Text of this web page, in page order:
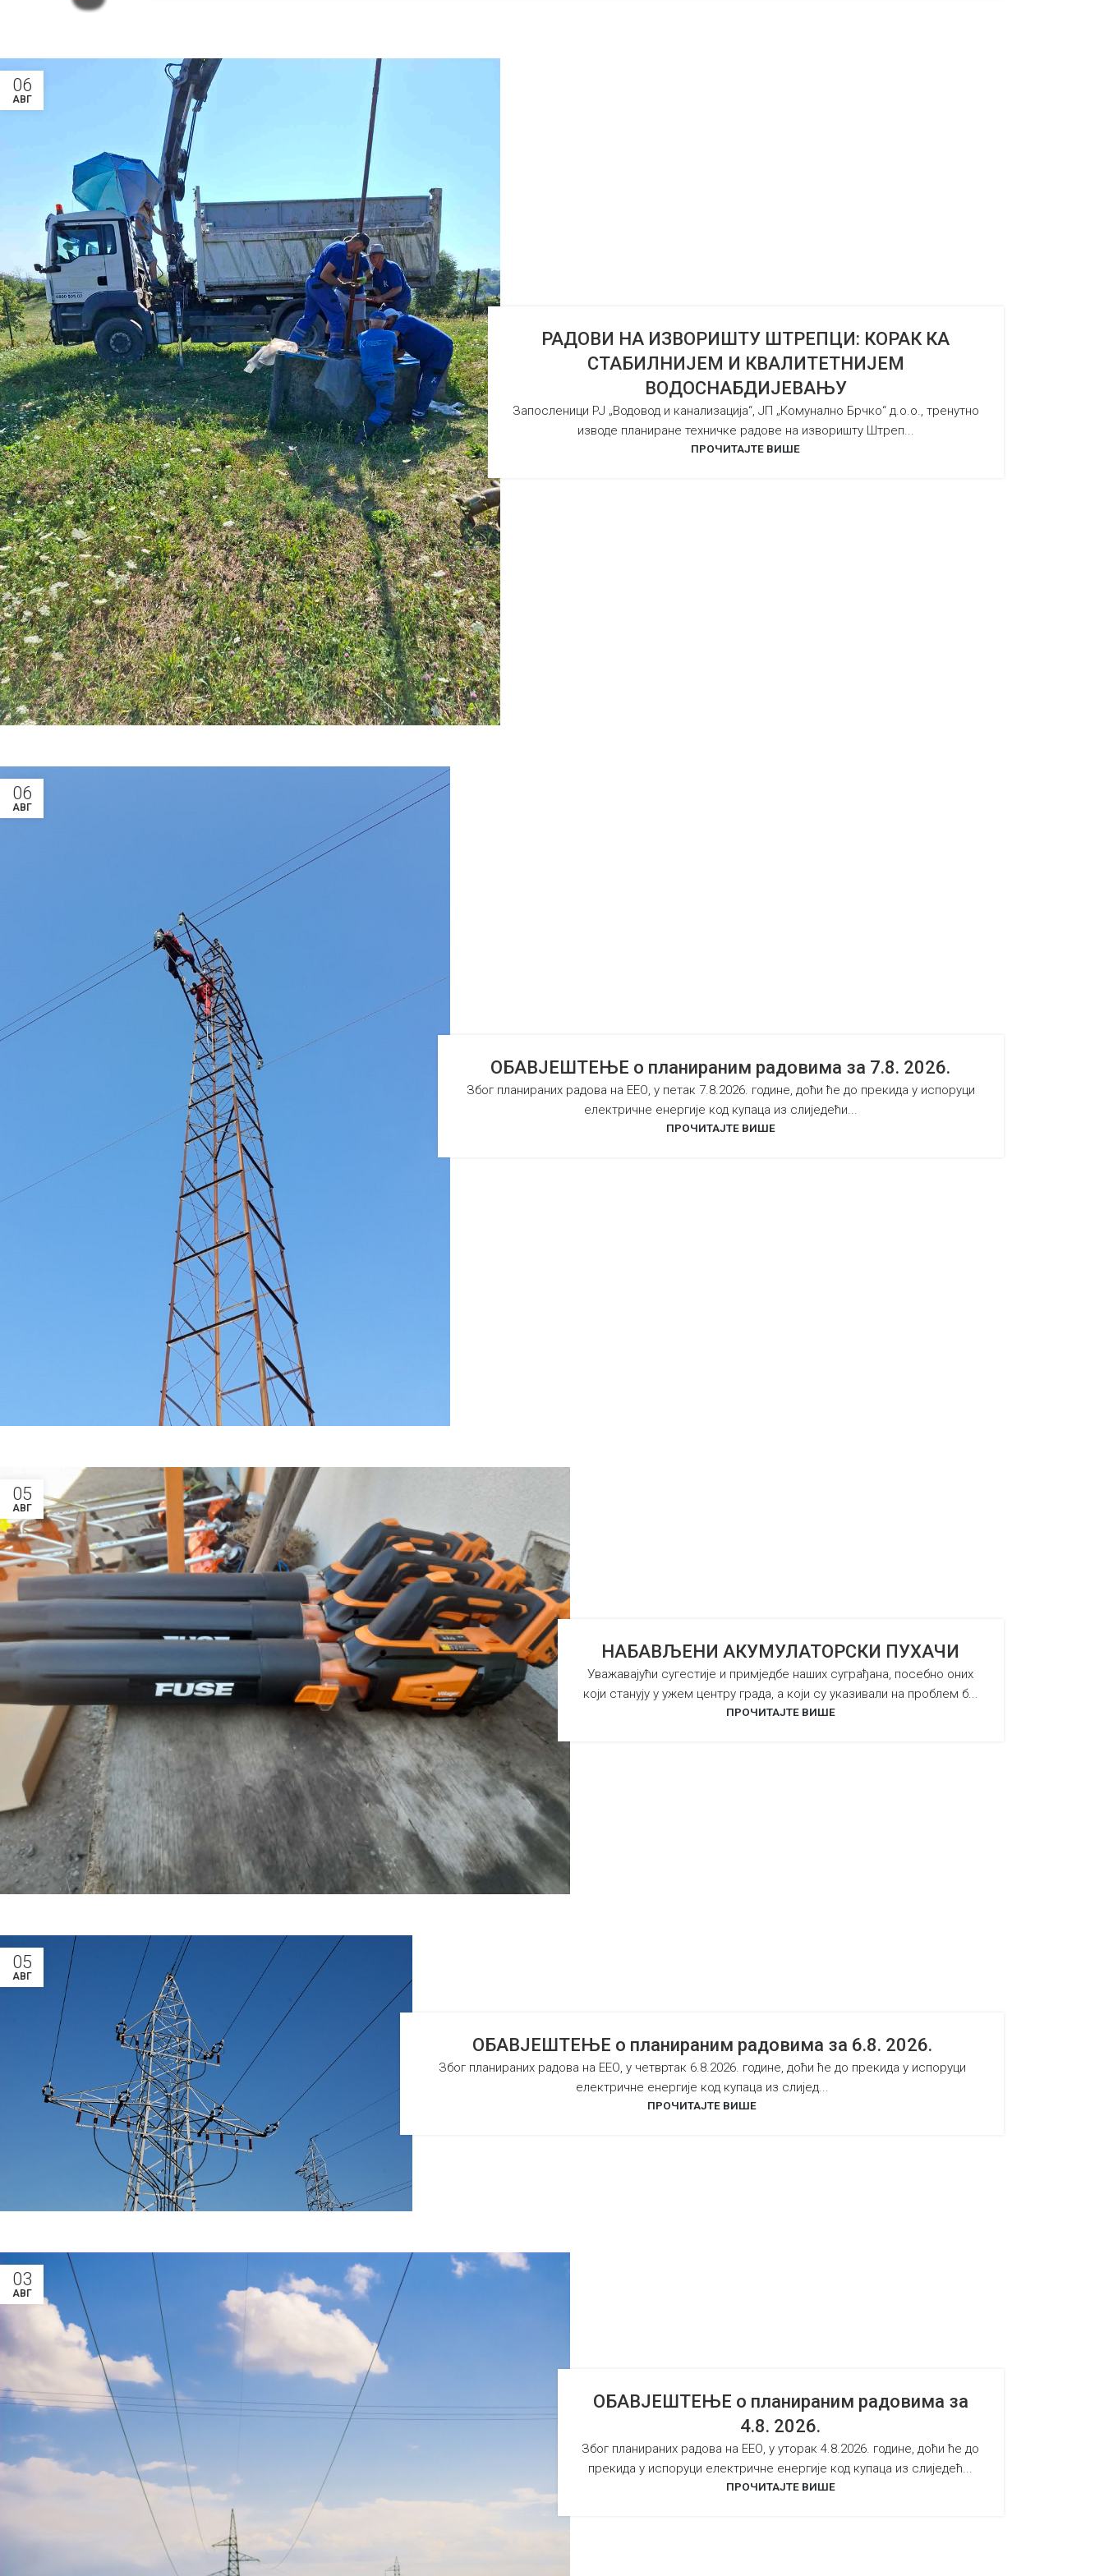
06
АВГ
РАДОВИ НА ИЗВОРИШТУ ШТРЕПЦИ: КОРАК КА
СТАБИЛНИЈЕМ И КВАЛИТЕТНИЈЕМ
ВОДОСНАБДИЈЕВАЊУ
Запосленици РЈ „Водовод и канализација“, ЈП „Комунално Брчко“ д.о.о., тренутно
изводе планиране техничке радове на изворишту Штреп...
ПРОЧИТАЈТЕ ВИШЕ
06
АВГ
ОБАВЈЕШТЕЊЕ о планираним радовима за 7.8. 2026.
Због планираних радова на ЕЕО, у петак 7.8.2026. године, доћи ће до прекида у испоруци
електричне енергије код купаца из слиједећи...
ПРОЧИТАЈТЕ ВИШЕ
05
АВГ
НАБАВЉЕНИ АКУМУЛАТОРСКИ ПУХАЧИ
Уважавајући сугестије и примједбе наших суграђана, посебно оних
који станују у ужем центру града, а који су указивали на проблем б...
ПРОЧИТАЈТЕ ВИШЕ
05
АВГ
ОБАВЈЕШТЕЊЕ о планираним радовима за 6.8. 2026.
Због планираних радова на ЕЕО, у четвртак 6.8.2026. године, доћи ће до прекида у испоруци
електричне енергије код купаца из слијед...
ПРОЧИТАЈТЕ ВИШЕ
03
АВГ
ОБАВЈЕШТЕЊЕ о планираним радовима за
4.8. 2026.
Због планираних радова на ЕЕО, у уторак 4.8.2026. године, доћи ће до
прекида у испоруци електричне енергије код купаца из слиједећ...
ПРОЧИТАЈТЕ ВИШЕ